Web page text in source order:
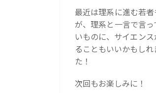
最近は理系に進む若
が、理系と一言で言
いものに、サイエン
ることもいいかもし
た！
次回もお楽しみに！